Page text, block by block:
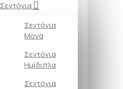
Σεντόνια
Σεντόνια
Μονά
Σεντόνια
Ημίδιπλα
Σεντόνια